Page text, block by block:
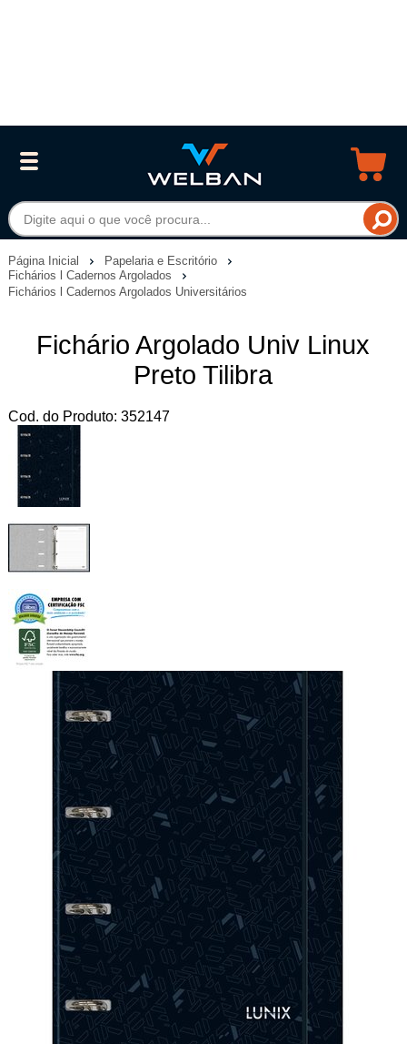
Página Inicial
Papelaria e Escritório
Fichários l Cadernos Argolados
Fichários l Cadernos Argolados Universitários
Fichário Argolado Univ Linux
Preto Tilibra
Cod. do Produto: 352147